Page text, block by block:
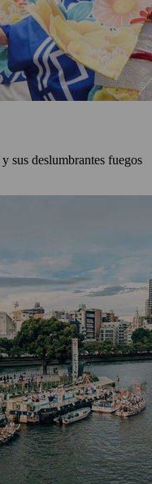
y sus deslumbrantes fuegos